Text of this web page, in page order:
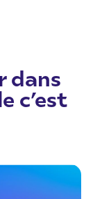
dans
c’est